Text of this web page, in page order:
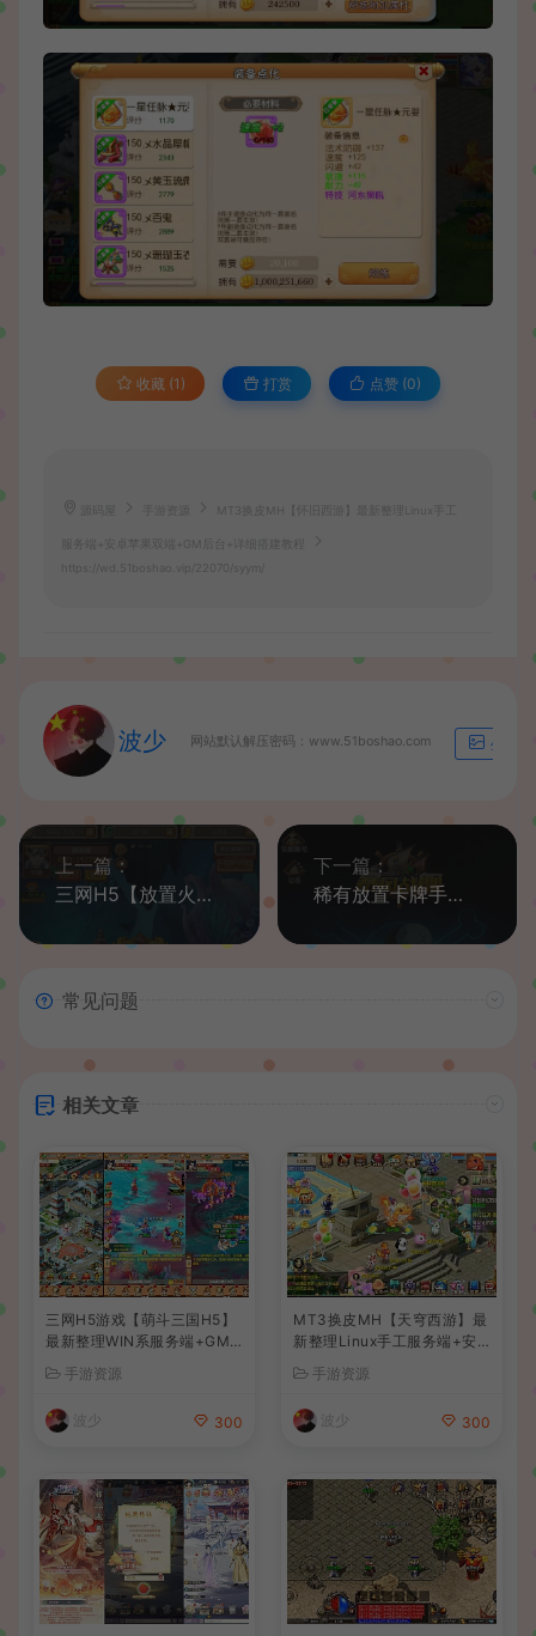
收藏 (1) 打赏 点赞 (0)
手游资源 MT3换皮MH【怀旧西游】最新整理Linux手工
服务端+安卓苹果双端+GM后台+详细搭建教程
https://wd.51boshao.vip/22070/syym/
波少 网站默认解压密码：www.51boshao.com 生成海
上一篇：
三网H5【放置火影H5】最新整理WIN系特色服务端+GM后台+详细搭建教程
下一篇：
稀有放置卡牌手游【暴风战舰】最新整理Linux手工服务端+安卓苹果双端+GM后台+详细搭建教程
常见问题
相关文章
三网H5游戏【萌斗三国H5】
最新整理WIN系服务端+GM
后台+详细搭建教程
手游资源
波少 300
MT3换皮MH【天穹西游】最
新整理Linux手工服务端+安
卓苹果双端+GM后台+详细搭
建教程+全套源码+视频教程
手游资源
波少 300